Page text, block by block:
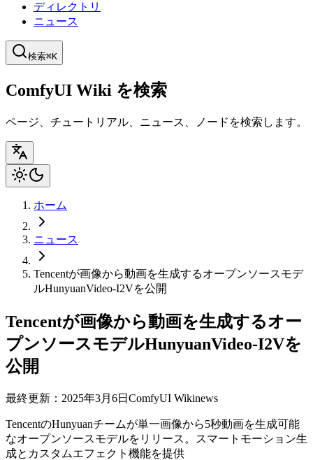
ディレクトリ
ニュース
検索⌘K
ComfyUI Wiki を検索
ページ、チュートリアル、ニュース、ノードを検索します。
ホーム
ニュース
Tencentが画像から動画を生成するオープンソースモデ
ルHunyuanVideo-I2Vを公開
Tencentが画像から動画を生成するオー
プンソースモデルHunyuanVideo-I2Vを
公開
最終更新：2025年3月6日 ComfyUI Wikinews
TencentのHunyuanチームが単一画像から5秒動画を生成可能
なオープンソースモデルをリリース。スマートモーション生
成とカスタムエフェクト機能を提供